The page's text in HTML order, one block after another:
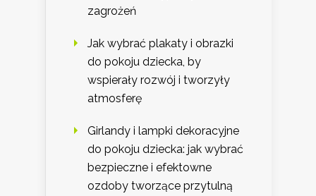
zagrożeń
Jak wybrać plakaty i obrazki
do pokoju dziecka, by
wspierały rozwój i tworzyły
atmosferę
Girlandy i lampki dekoracyjne
do pokoju dziecka: jak wybrać
bezpieczne i efektowne
ozdoby tworzące przytulną